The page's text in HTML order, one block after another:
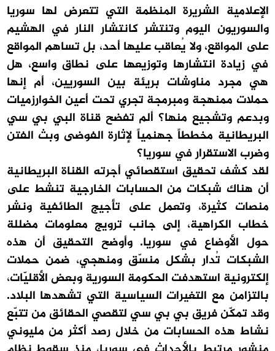
الإعلامية الشريرة المنظمة التي تتعرض لها سوريا
والسوريون اليوم وتنتشر كانتشار النار في الهشيم
على المواقع، ولا يُعاقب عليها أحد، بل تساهم المواقع
في زيادة انتشارها وتوزيعها على نطاق واسع، هل
هي مجرد مناوشات بريئة بين السوريين، أم إنها
حملات ممنهجة ومبرمجة تجري تحت أعين الخوارزميات
وبدعم وتشجيع منها؟ ألم تفضح قناة البي بي سي
البريطانية مخططاً جهنمياً لإثارة الفوضى وبث الفتن
وضرب الاستقرار في سوريا؟
لقد كشف تحقيق استقصائي أجرته القناة البريطانية
أن هناك شبكات من الحسابات الخارجية تنشط على
منصات كثيرة، وتعمل على تأجيج الطائفية ونشر
خطاب الكراهية، إلى جانب ترويج معلومات مضللة
حول الأوضاع في سوريا. وأوضح التحقيق أن هذه
الشبكات تُدار بشكل منسّق ومنهجي، ضمن حملات
إلكترونية استهدفت الحكومة السورية وبعض الأقليّات،
بالتزامن مع التغيرات السياسية التي تشهدها البلاد.
وقد تمكّن فريق بي بي سي لتقصي الحقائق من تتبّع
نشاط هذه الحسابات من خلال رصد أكثر من مليوني